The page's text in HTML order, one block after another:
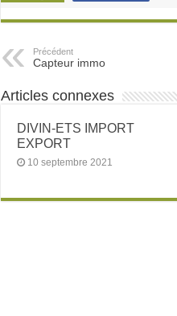
Précédent
Capteur immo
Articles connexes
DIVIN-ETS IMPORT
EXPORT
10 septembre 2021